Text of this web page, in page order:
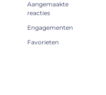
Aangemaakte
reacties
Engagementen
Favorieten